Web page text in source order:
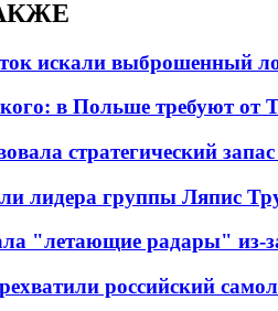
искали выброшенный
в Польше требуют от
стратегический
лидера группы Ляпис
"летающие радары" из-
российский